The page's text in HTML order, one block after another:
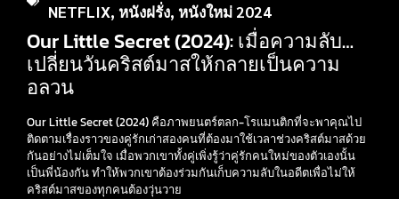
NETFLIX, หนังฝรั่ง, หนังใหม่ 2024
Our Little Secret (2024): เมื่อความลับ…
เปลี่ยนวันคริสต์มาสให้กลายเป็นความ
อลวน
Our Little Secret (2024) คือภาพยนตร์ตลก-โรแมนติกที่จะพาคุณไป
ติดตามเรื่องราวของคู่รักเก่าสองคนที่ต้องมาใช้เวลาช่วงคริสต์มาสด้วย
กันอย่างไม่เต็มใจ เมื่อพวกเขาทั้งคู่เพิ่งรู้ว่าคู่รักคนใหม่ของตัวเองนั้น
เป็นพี่น้องกัน ทำให้พวกเขาต้องร่วมกันเก็บความลับในอดีตเพื่อไม่ให้
คริสต์มาสของทุกคนต้องวุ่นวาย